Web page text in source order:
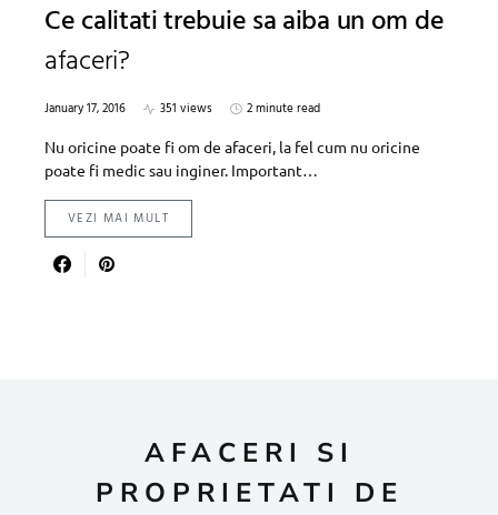
Ce calitati trebuie sa aiba un om de
afaceri?
January 17, 2016 351 views
2 minute read
Nu oricine poate fi om de afaceri, la fel cum nu oricine
poate fi medic sau inginer. Important…
VEZI MAI MULT
AFACERI SI
PROPRIETATI DE